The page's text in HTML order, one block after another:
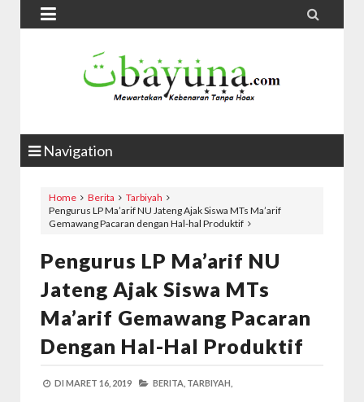
 
Navigation
Home Berita
Tarbiyah
Pengurus LP Ma’arif NU Jateng Ajak Siswa MTs Ma’arif
Gemawang Pacaran dengan Hal-hal Produktif
Pengurus LP Ma’arif NU
Jateng Ajak Siswa MTs
Ma’arif Gemawang Pacaran
Dengan Hal-Hal Produktif
DI MARET 16, 2019 BERITA, TARBIYAH,